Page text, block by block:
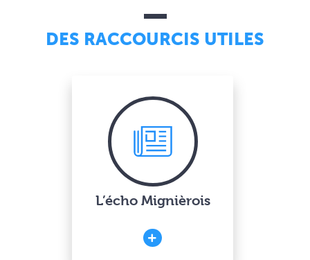
DES RACCOURCIS UTILES
L’écho Mignièrois